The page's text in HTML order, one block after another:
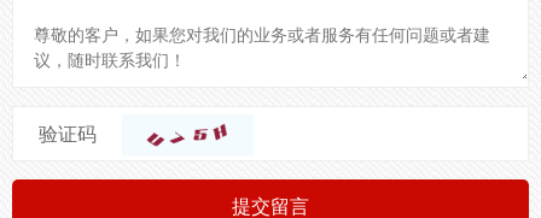
验证码
提交留言